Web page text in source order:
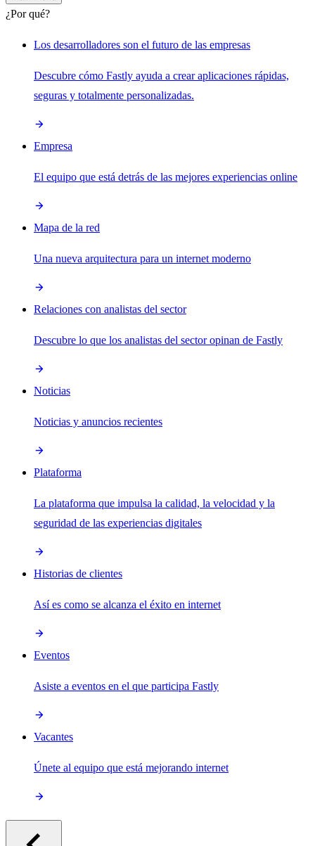
¿Por qué?
Los desarrolladores son el futuro de las empresas
Descubre cómo Fastly ayuda a crear aplicaciones rápidas,
seguras y totalmente personalizadas.
Empresa
El equipo que está detrás de las mejores experiencias online
Mapa de la red
Una nueva arquitectura para un internet moderno
Relaciones con analistas del sector
Descubre lo que los analistas del sector opinan de Fastly
Noticias
Noticias y anuncios recientes
Plataforma
La plataforma que impulsa la calidad, la velocidad y la
seguridad de las experiencias digitales
Historias de clientes
Así es como se alcanza el éxito en internet
Eventos
Asiste a eventos en el que participa Fastly
Vacantes
Únete al equipo que está mejorando internet